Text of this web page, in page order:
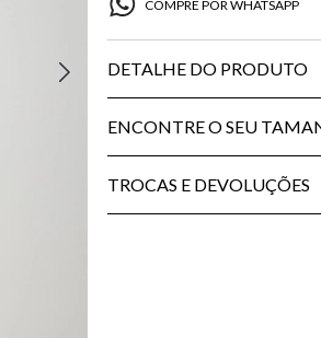
COMPRE POR WHATSAPP
DETALHE DO PRODUTO
ENCONTRE O SEU
TROCAS E DEVOLUÇÕES